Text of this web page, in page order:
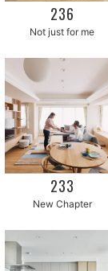
236
Not just for me
233
New Chapter